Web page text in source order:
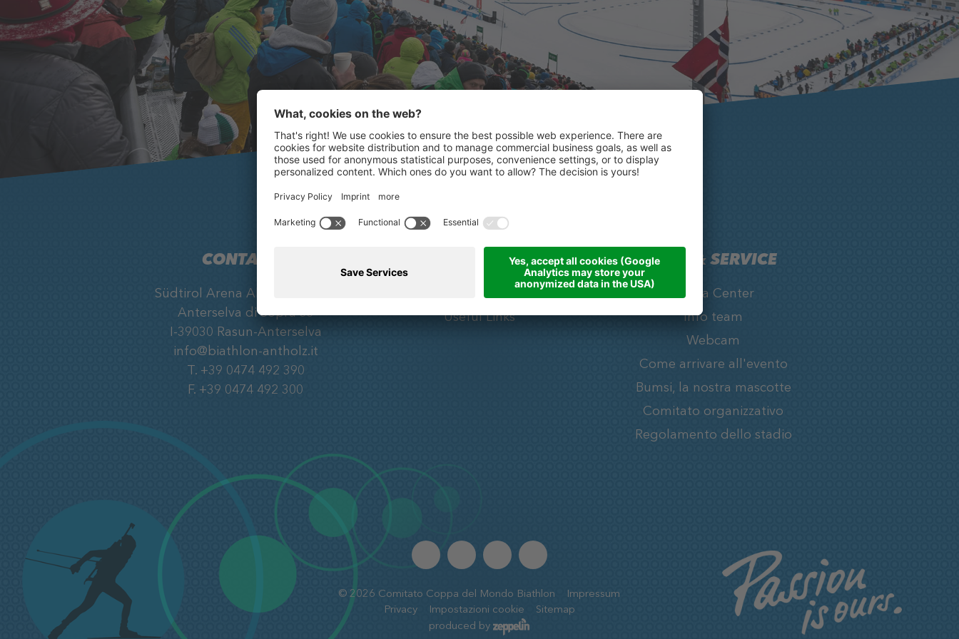
CONTATTO
Südtirol Arena Alto Adige, Via
Anterselva di Sopra 33
I-39030 Rasun-Anterselva
info@biathlon-antholz.it
T. +39 0474 492 390
F. +39 0474 492 300
PARTNER FORTI
Partner e sponsor
Useful Links
INFO & SERVICE
Media Center
Info team
Webcam
Come arrivare all'evento
Bumsi, la nostra mascotte
Comitato organizzativo
Regolamento dello stadio
©2026 Comitato Coppa del Mondo Biathlon
Impressum
Privacy
Impostazioni cookie
Sitemap
produced by